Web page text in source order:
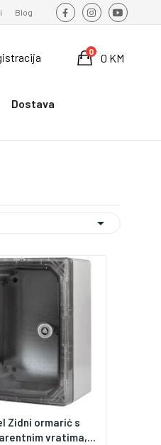
Blog
0 KM
0
Dostava

Zidni ormarić s
vratima,...